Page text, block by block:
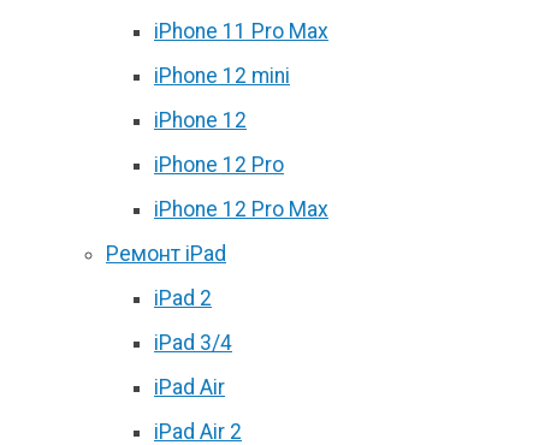
iPhone 11 Pro Max
iPhone 12 mini
iPhone 12
iPhone 12 Pro
iPhone 12 Pro Max
Ремонт iPad
iPad 2
iPad 3/4
iPad Air
iPad Air 2